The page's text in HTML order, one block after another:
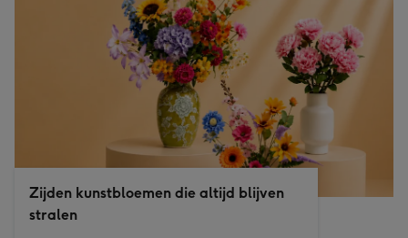
Zijden kunstbloemen die altijd blijven
stralen